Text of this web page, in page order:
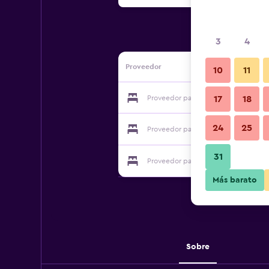
Proveedor
Proveedor para Home Inn Leshan -
Proveedor para Home Inn Leshan -
Proveedor para Home Inn Leshan -
Sobre
3 4
10 11
17 18
24 25
31
Más barato